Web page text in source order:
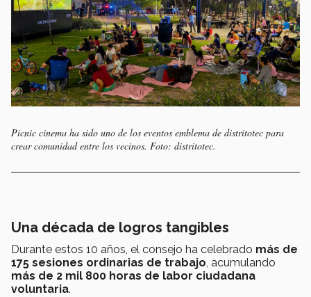
Picnic cinema ha sido uno de los eventos emblema de distritotec para
crear comunidad entre los vecinos. Foto: distritotec.
Una década de logros tangibles
Durante estos 10 años, el consejo ha celebrado más de
175 sesiones ordinarias de trabajo, acumulando
más de 2 mil 800 horas de labor ciudadana
voluntaria.